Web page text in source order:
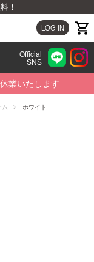
！
LOG IN
Official
SNS
業いたします
ム ホワイト